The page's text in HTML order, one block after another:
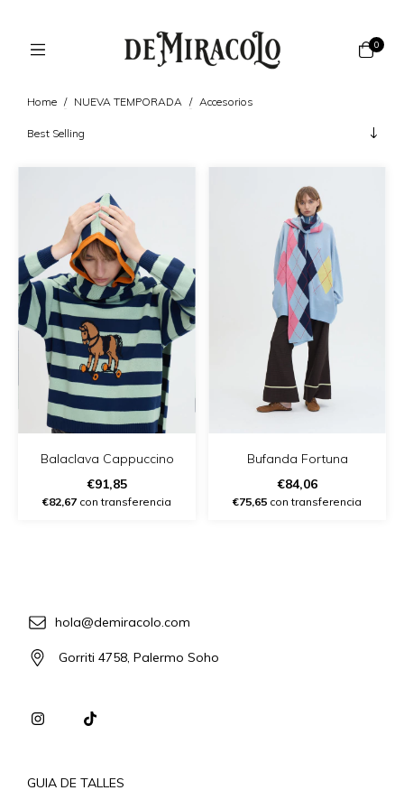
0
Home / NUEVA TEMPORADA / Accesorios
Balaclava Cappuccino
€91,85
€82,67 con transferencia
Bufanda Fortuna
€84,06
€75,65 con transferencia
hola@demiracolo.com
Gorriti 4758, Palermo Soho
GUIA DE TALLES